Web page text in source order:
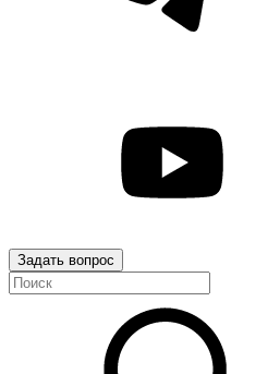
Задать вопрос